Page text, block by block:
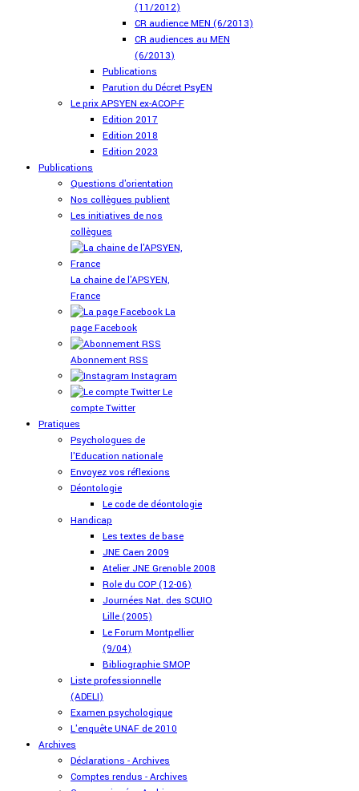
(11/2012)
CR audience MEN (6/2013)
CR audiences au MEN
(6/2013)
Publications
Parution du Décret PsyEN
Le prix APSYEN ex-ACOP-F
Edition 2017
Edition 2018
Edition 2023
Publications
Questions d'orientation
Nos collègues publient
Les initiatives de nos
collègues
La chaine de l'APSYEN,
France
La
page Facebook
Abonnement RSS
Instagram
Le
compte Twitter
Pratiques
Psychologues de
l'Education nationale
Envoyez vos réflexions
Déontologie
Le code de déontologie
Handicap
Les textes de base
JNE Caen 2009
Atelier JNE Grenoble 2008
Role du COP (12-06)
Journées Nat. des SCUIO
Lille (2005)
Le Forum Montpellier
(9/04)
Bibliographie SMOP
Liste professionnelle
(ADELI)
Examen psychologique
L'enquête UNAF de 2010
Archives
Déclarations - Archives
Comptes rendus - Archives